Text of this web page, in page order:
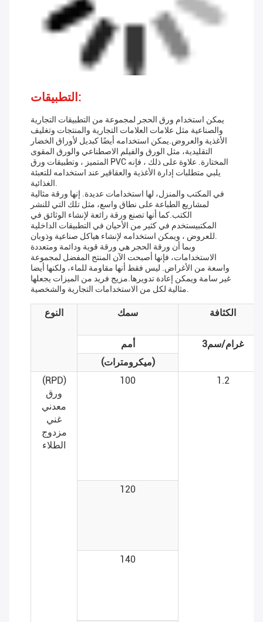
التطبيقات:
يمكن استخدام ورق الحجر لمجموعة من التطبيقات التجارية
والصناعية مثل علامات العلامات التجارية والمنتجات وتغليف
الأغذية والعروض.يمكن استخدامه أيضًا كبديل لأوراق الخضار
التقليدية، مثل الورق والفيلم الاصطناعي والورق المقوى
المتميز ، وتطبيقات ورق PVC المختارة. علاوة على ذلك ، فإنه
يلبي متطلبات إدارة الأغذية والعقاقير عند استخدامه للتعبئة
الغذائية.
في المكتب والمنزل، لها استخدامات عديدة. إنها ورقة مثالية
لمشاريع الطباعة على نطاق واسع، مثل تلك التي للنشر
الكتب.كما أنها تصنع ورقة رائعة لإنشاء الوثائق في
المكتبيستخدم في كثير من الأحيان في التطبيقات الداخلية
للعروض ، ويمكن استخدامه لإنشاء هياكل صناعية وذوبان.
وبما أن ورقة الحجر هي ورقة قوية ودائمة ومتعددة
الاستخدامات، فإنها أصبحت الآن المنتج المفضل لمجموعة
واسعة من الأغراض. ليس فقط أنها مقاومة للماء، ولكنها أيضا
غير سامة ويمكن إعادة تدويرها.مزيج فريد من الميزات يجعلها
مثالية لكل من الاستخدامات التجارية والشخصية.
النوع سمك الكثافة
أمم
غرام/سم3
(ميكرومترات)
(RPD)
ورق
معدني
غني
مزدوج
الطلاء
100 1.2
120
140